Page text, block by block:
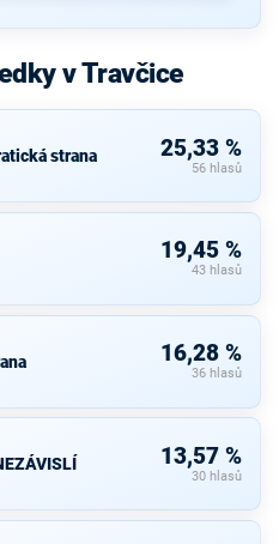
v Travčice
strana 25,33 %
56 hlasů
19,45 %
43 hlasů
16,28 %
36 hlasů
13,57 %
30 hlasů